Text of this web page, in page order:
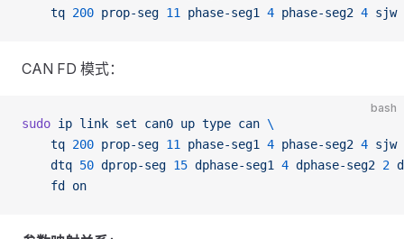
    tq
200 prop-seg 11 phase-seg1 4 phase-seg2 4 sjw
CAN FD 模式：
bash
sudo ip link set can0 up type can \
    tq
200 prop-seg 11 phase-seg1 4 phase-seg2 4 sjw
    dtq
50 dprop-seg 15 dphase-seg1 4 dphase-seg2 2
    fd
on